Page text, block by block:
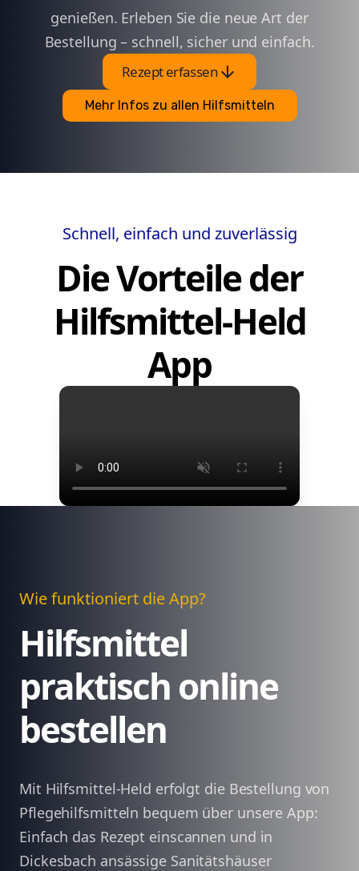
genießen. Erleben Sie die neue Art der
Bestellung – schnell, sicher und einfach.
Rezept erfassenarrow_downward
Mehr Infos zu allen Hilfsmitteln
Schnell, einfach und zuverlässig
Die Vorteile der
Hilfsmittel-Held
App
Wie funktioniert die App?
Hilfsmittel
praktisch online
bestellen
Mit Hilfsmittel-Held erfolgt die Bestellung von
Pflegehilfsmitteln bequem über unsere App:
Einfach das Rezept einscannen und in
Dickesbach ansässige Sanitätshäuser